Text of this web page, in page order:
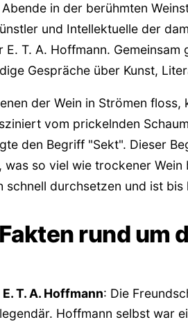
in der berühmten
und Intellektuelle der
T. A. Hoffmann. Gemeinsam
Gespräche über Kunst,
der Wein in Strömen
vom prickelnden
den Begriff "Sekt". Dieser
was so viel wie trockener
durchsetzen und ist bis
rund um
T. A. Hoffmann: Die
Hoffmann selbst war